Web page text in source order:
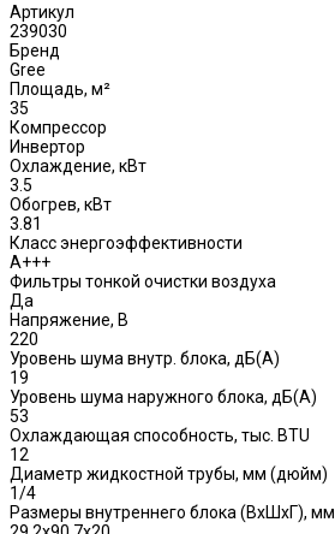
Артикул
239030
Бренд
Gree
Площадь, м²
35
Компрессор
Инвертор
Охлаждение, кВт
3.5
Обогрев, кВт
3.81
Класс энергоэффективности
A+++
Фильтры тонкой очистки воздуха
Да
Напряжение, В
220
Уровень шума внутр. блока, дБ(А)
19
Уровень шума наружного блока, дБ(A)
53
Охлаждающая способность, тыс. BTU
12
Диаметр жидкостной трубы, мм (дюйм)
1/4
Размеры внутреннего блока (ВхШхГ), мм